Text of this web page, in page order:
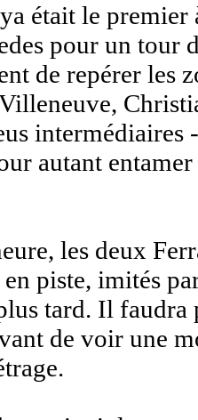
était le premier
pour un tour
de repérer les
intermédiaires
autant
les deux
piste, imités
tard. Il faudra
de voir une